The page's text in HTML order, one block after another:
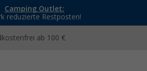
Camping Outlet:
reduzierte Restposten!
ab 100 €